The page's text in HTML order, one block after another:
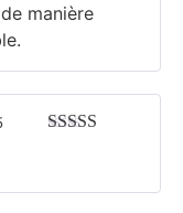
manière